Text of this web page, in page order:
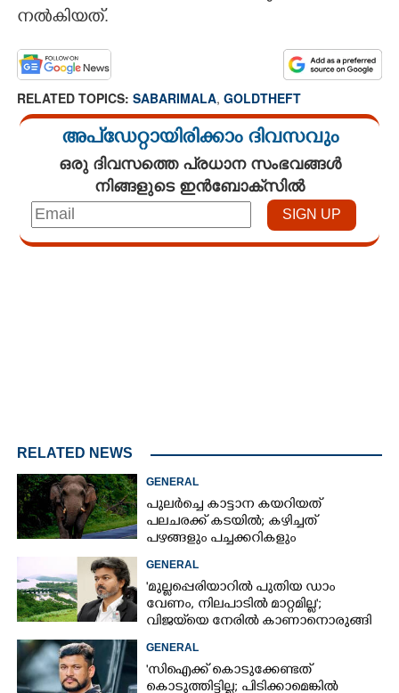
നൽകിയത്.
RELATED TOPICS: SABARIMALA, GOLDTHEFT
അപ്ഡേറ്റായിരിക്കാം ദിവസവും
ഒരു ദിവസത്തെ പ്രധാന സംഭവങ്ങൾ
നിങ്ങളുടെ ഇൻബോക്സിൽ
RELATED NEWS
GENERAL
പുലർച്ചെ കാട്ടാന കയറിയത്
പലചരക്ക് കടയിൽ; കഴിച്ചത്
പഴങ്ങളും പച്ചക്കറികളും
GENERAL
'മുല്ലപ്പെരിയാറിൽ പുതിയ ഡാം
വേണം, നിലപാടിൽ മാറ്റമില്ല';
വിജയ്‌യെ നേരിൽ കാണാനൊരുങ്ങി
GENERAL
'സിഐക്ക് കൊടുക്കേണ്ടത്
കൊടുത്തിട്ടില്ല; പിടിക്കാമെങ്കിൽ